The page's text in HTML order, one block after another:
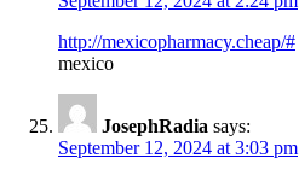
http://mexicopharmacy.cheap/#
mexico
JosephRadia says:
September 12, 2024 at 3:03 pm